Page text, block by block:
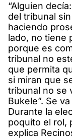
“Alguien
del tribunal
haciendo
lado, no tiene
porque es
tribunal no
que permita
si miran que
tribunal no se
Bukele”. Se
Durante la
poquito el rol,
explica